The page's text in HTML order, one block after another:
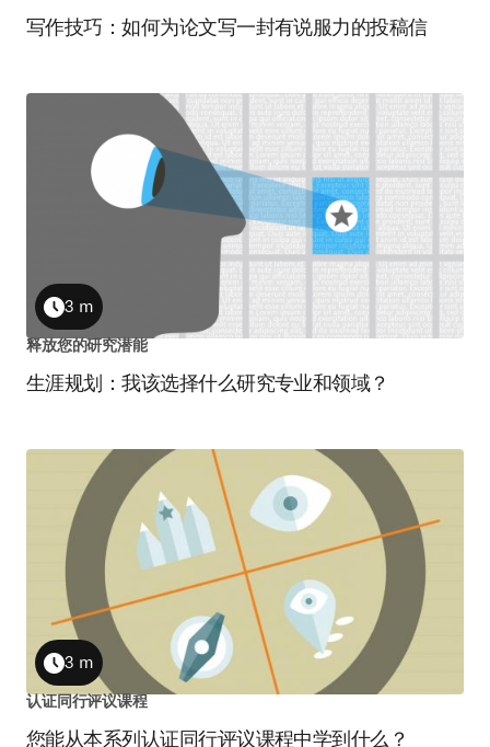
写作技巧：如何为论文写一封有说服力的投稿信
生涯规划：我该选择什么研究专业和领域？
Duration
3 m
释放您的研究潜能
您能从本系列认证同行评议课程中学到什么？
Duration
3 m
认证同行评议课程